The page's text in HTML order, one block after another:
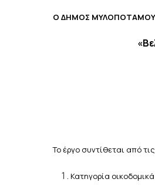
Ο ΔΗΜΟΣ ΜΥΛΟΠΟΤΑΜΟΥ
«
Το έργο συντίθεται από
Κατηγορία